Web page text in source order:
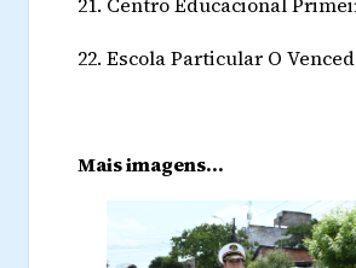
22. Escola Particular O
Mais imagens...